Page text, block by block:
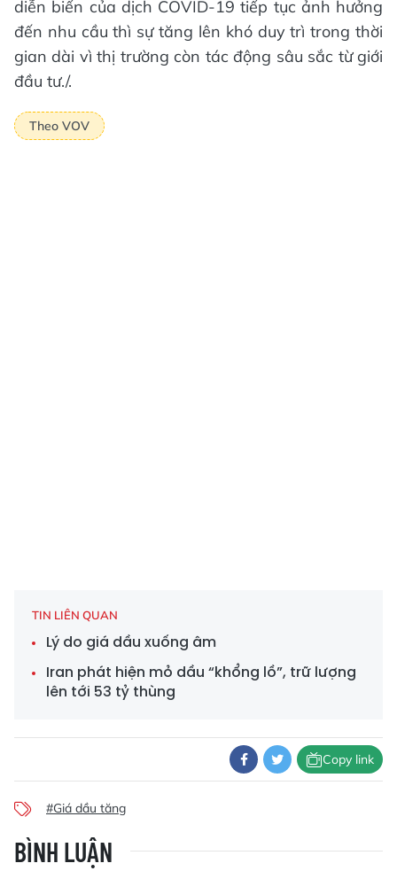
diễn biến của dịch COVID-19 tiếp tục ảnh hưởng
đến nhu cầu thì sự tăng lên khó duy trì trong thời
gian dài vì thị trường còn tác động sâu sắc từ giới
đầu tư./.
Theo VOV
TIN LIÊN QUAN
Lý do giá dầu xuống âm
Iran phát hiện mỏ dầu “khổng lồ”, trữ lượng
lên tới 53 tỷ thùng
Copy link
#Giá dầu tăng
BÌNH LUẬN